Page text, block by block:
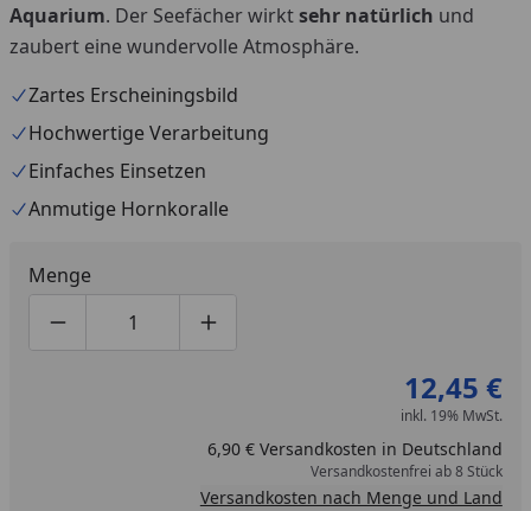
Aquarium. Der Seefächer wirktsehr natürlich und
zaubert eine wundervolle Atmosphäre.
Zartes Erscheiningsbild
Hochwertige Verarbeitung
Einfaches Einsetzen
Anmutige Hornkoralle
Menge
Produktmenge um eins verringern
Produktmenge manuell eingeben
Produktmenge um eins erhöhen
12,45 €
inkl. 19% MwSt.
6,90 € Versandkosten in Deutschland
Versandkostenfrei ab 8 Stück
Versandkosten nach Menge und Land